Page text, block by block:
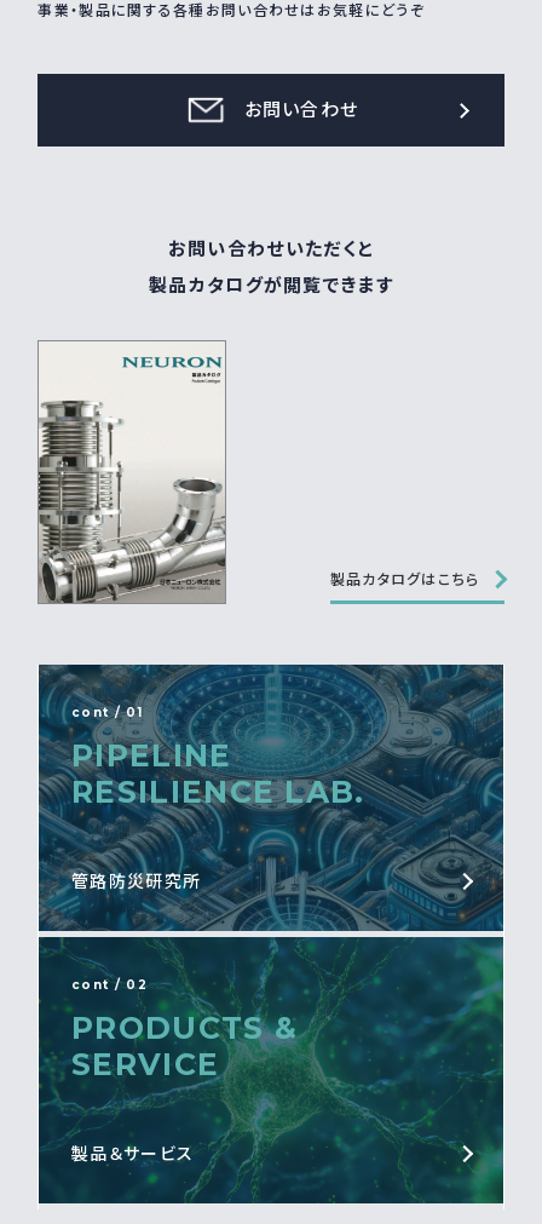
事業・製品に関する各種お問い合わせはお気軽にどうぞ
お問い合わせ
お問い合わせいただくと
製品カタログが閲覧できます
製品カタログはこちら
cont / 01
PIPELINE
RESILIENCE LAB.
管路防災研究所
cont / 02
PRODUCTS &
SERVICE
製品＆サービス